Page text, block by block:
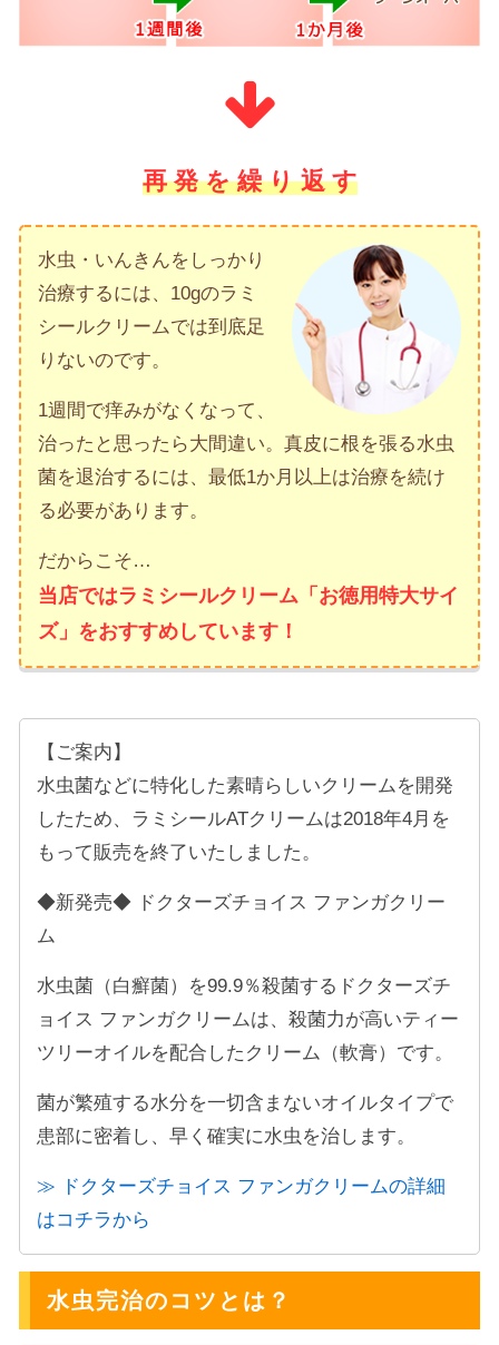
再 発 を 繰 り 返 す
水虫・いんきんをしっかり
治療するには、 10gのラミ
シールクリームでは到底足
りないのです。
1週間で痒みがなくなって、
治ったと思ったら大間違い。真皮に根を張る水虫
菌を退治するには、最低1か月以上は治療を続け
る必要があります。
だからこそ…
当店ではラミシールクリーム「お徳用特大サイ
ズ」をおすすめしています！
【ご案内】
水虫菌などに特化した素晴らしいクリームを開発
したため、ラミシールATクリームは2018年4月を
もって販売を終了いたしました。
◆新発売◆ ドクターズチョイス ファンガクリー
ム
水虫菌（白癬菌）を99.9％殺菌するドクターズチ
ョイス ファンガクリームは、殺菌力が高いティー
ツリーオイルを配合したクリーム（軟膏）です。
菌が繁殖する水分を一切含まないオイルタイプで
患部に密着し、早く確実に水虫を治します。
≫ ドクターズチョイス ファンガクリームの詳細
はコチラから
水虫完治のコツとは？